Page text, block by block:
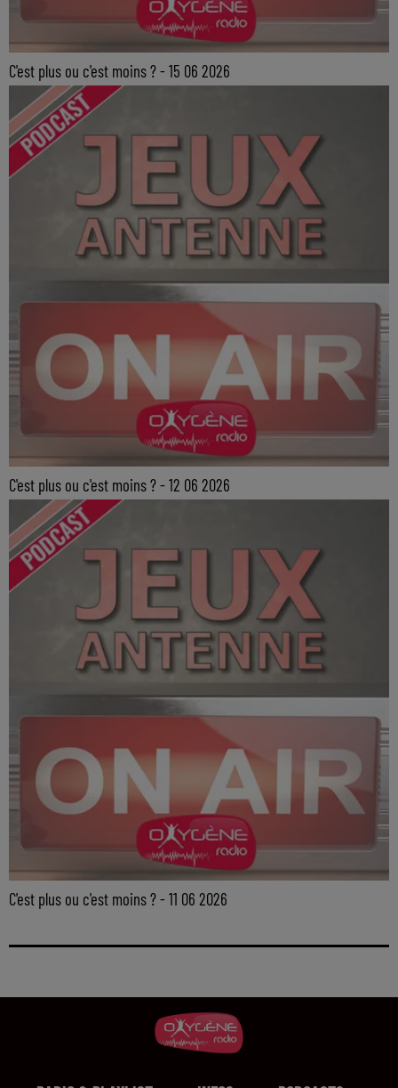
C'est plus ou c'est moins ? - 15 06 2026
C'est plus ou c'est moins ? - 12 06 2026
C'est plus ou c'est moins ? - 11 06 2026